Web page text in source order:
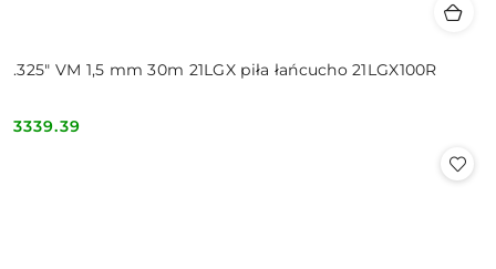
.325" VM 1,5 mm 30m 21LGX piła łańcucho 21LGX100R
Cena:
3339.39